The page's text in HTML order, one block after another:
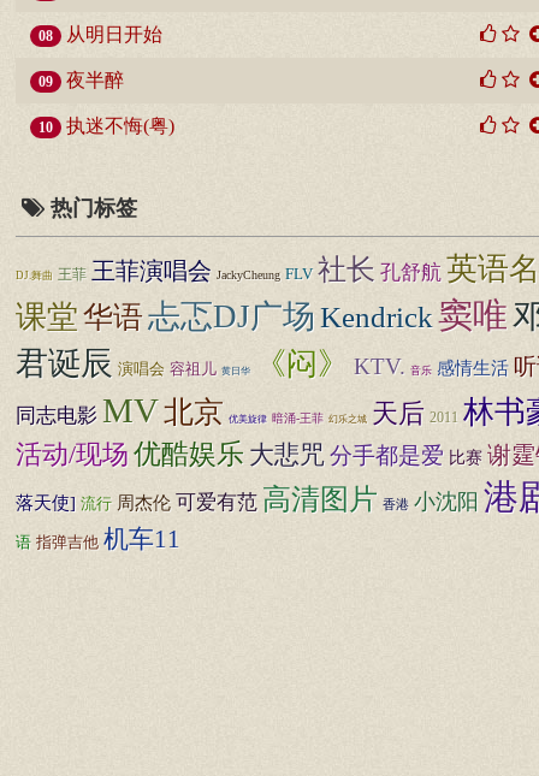
08 从明日开始
09 夜半醉
10 执迷不悔(粤)
热门标签
DJ.舞曲 王菲 王菲演唱会 JackyCheung FLV 社长 孔舒航 英语
课堂华语忐忑DJ广场Kendrick窦唯
君诞辰 演唱会 容祖儿 黄日华 《闷》 KTV. 音乐 感情生活
同志电影 MV北京 优美旋律 暗涌-王菲 幻乐之城 天后 2011 林书
活动/现场优酷娱乐 大悲咒分手都是爱 比赛 谢
落天使] 流行 周杰伦 可爱有范 高清图片 香港 小沈阳 港
语 指弹吉他 机车11